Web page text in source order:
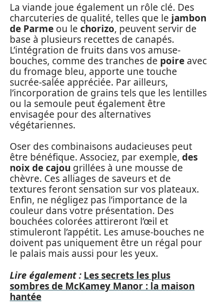
La viande joue également un rôle clé. Des
charcuteries de qualité, telles que le jambon
de Parme ou le chorizo, peuvent servir de
base à plusieurs recettes de canapés.
L’intégration de fruits dans vos amuse-
bouches, comme des tranches de poire avec
du fromage bleu, apporte une touche
sucrée-salée appréciée. Par ailleurs,
l’incorporation de grains tels que les lentilles
ou la semoule peut également être
envisagée pour des alternatives
végétariennes.
Oser des combinaisons audacieuses peut
être bénéfique. Associez, par exemple, des
noix de cajou grillées à une mousse de
chèvre. Ces alliages de saveurs et de
textures feront sensation sur vos plateaux.
Enfin, ne négligez pas l’importance de la
couleur dans votre présentation. Des
bouchées colorées attireront l’œil et
stimuleront l’appétit. Les amuse-bouches ne
doivent pas uniquement être un régal pour
le palais mais aussi pour les yeux.
Lire également : Les secrets les plus
sombres de McKamey Manor : la maison
hantée